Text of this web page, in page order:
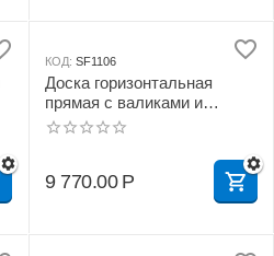
КОД: SF1106
Доска горизонтальная
прямая с валиками и
раскладной ногой для
9 770.00 Р